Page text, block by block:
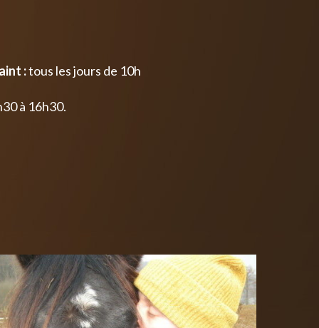
:tous les jours de 10h
à 16h30.